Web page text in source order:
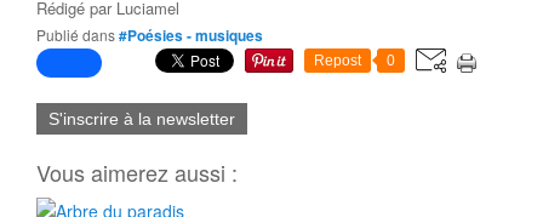
Rédigé par Luciamel
Publié dans#Poésies - musiques
Repost 0
S'inscrire à la newsletter
Vous aimerez aussi :